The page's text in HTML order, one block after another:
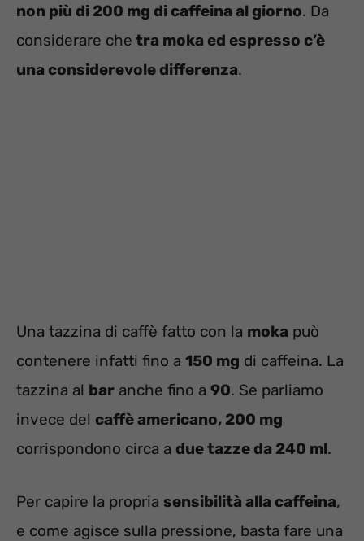
non più di 200 mg di caffeina al giorno. Da
considerare che tra moka ed espresso c’è
una considerevole differenza.
Una tazzina di caffè fatto con la moka può
contenere infatti fino a 150 mg di caffeina. La
tazzina al bar anche fino a 90. Se parliamo
invece del caffè americano, 200 mg
corrispondono circa a due tazze da 240 ml.
Per capire la propria sensibilità alla caffeina,
e come agisce sulla pressione, basta fare una